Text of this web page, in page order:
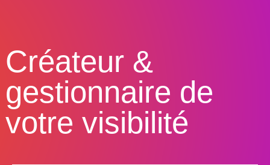
Créateur &
gestionnaire de
votre visibilité​